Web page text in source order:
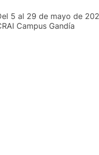
5 al 29 de mayo de
Campus Gandía